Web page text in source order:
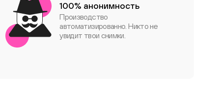
100% анонимность
Производство
автоматизированно. Никто не
увидит твои снимки.